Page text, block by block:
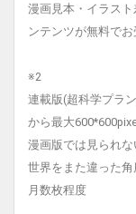
漫画見本・イラス
ンテンツが無料で
※2
連載版(超科学プラ
から最大
漫画版では見られ
世界をまた違った
月数枚程度